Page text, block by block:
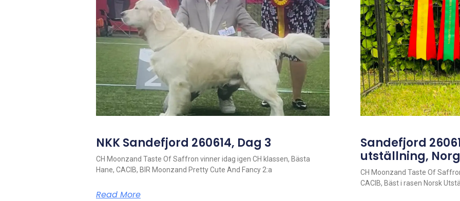
NKK Sandefjord 260614, Dag 3
CH Moonzand Taste Of Saffron vinner idag igen CH klassen, Bästa
Hane, CACIB, BIR Moonzand Pretty Cute And Fancy 2:a
Read More
Sandefjord
utställning,
CH Moonzand Taste Of
CACIB, Bäst i rasen Norsk